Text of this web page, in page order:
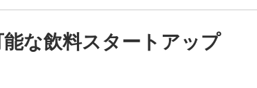
能な飲料スタートアップ